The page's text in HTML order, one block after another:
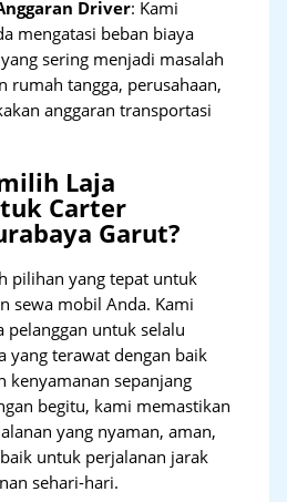
Driver: Kami
mengatasi beban biaya
sering menjadi masalah
rumah tangga, perusahaan,
anggaran transportasi
Laja
Carter
Garut?
pilihan yang tepat untuk
sewa mobil Anda. Kami
untuk selalu
yang terawat dengan baik
kenyamanan sepanjang
begitu, kami memastikan
yang nyaman, aman,
untuk perjalanan jarak
sehari-hari.